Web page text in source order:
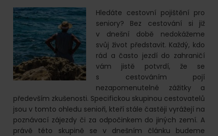
na
trhu.
Vyberte
nejlevnější
pojištění
online.
Hledáte cestovní pojištění pro
seniory? Bez cestování si již
v dnešní době nedokážeme
svůj život představit. Každý, kdo
rád a často jezdí do zahraničí
vám jistě potvrdí, že se
s cestováním pojí
nezapomenutelné zážitky a
především zkušenosti. Specifickou skupinou cestovatelů
jsou v tomto ohledu senioři, kteří stále častěji vyrážejí na
poznávací zájezdy či za odpočinkem do jiných zemí. A
právě této skupině se v dnešním článku budeme